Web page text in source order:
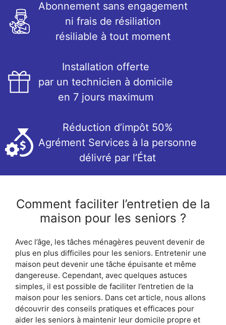
Abonnement sans engagement
ni frais de résiliation
résiliable à tout moment
Installation offerte
par un technicien à domicile
en 7 jours maximum
Réduction d’impôt 50%
Agrément Services à la personne
délivré par l’État
Comment faciliter l’entretien de la
maison pour les seniors ?
Avec l’âge, les tâches ménagères peuvent devenir de
plus en plus difficiles pour les seniors. Entretenir une
maison peut devenir une tâche épuisante et même
dangereuse. Cependant, avec quelques astuces
simples, il est possible de faciliter l’entretien de la
maison pour les seniors. Dans cet article, nous allons
découvrir des conseils pratiques et efficaces pour
aider les seniors à maintenir leur domicile propre et